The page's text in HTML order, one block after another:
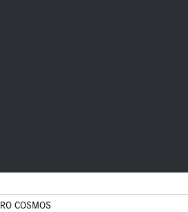
COSMOS